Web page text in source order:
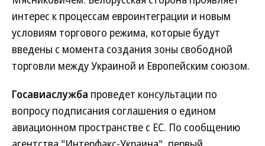
интерес к процессам евроинтеграции и новым
условиям торгового режима, которые будут
введены с момента создания зоны свободной
торговли между Украиной и Европейским союзом.
Госавиаслужба проведет консультации по
вопросу подписания соглашения о едином
авиационном пространстве с ЕС. По сообщению